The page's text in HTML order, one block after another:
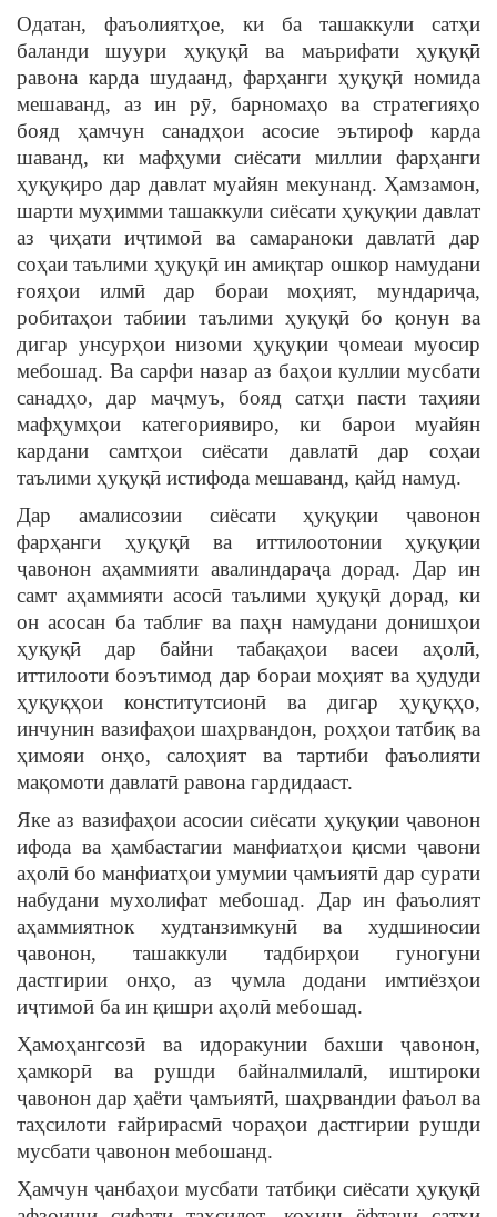
Одатан, фаъолиятҳое, ки ба ташаккули сатҳи
баланди шуури ҳуқуқӣ ва маърифати ҳуқуқӣ
равона карда шудаанд, фарҳанги ҳуқуқӣ номида
мешаванд, аз ин рӯ, барномаҳо ва стратегияҳо
бояд ҳамчун санадҳои асосие эътироф карда
шаванд, ки мафҳуми сиёсати миллии фарҳанги
ҳуқуқиро дар давлат муайян мекунанд. Ҳамзамон,
шарти муҳимми ташаккули сиёсати ҳуқуқии давлат
аз ҷиҳати иҷтимоӣ ва самараноки давлатӣ дар
соҳаи таълими ҳуқуқӣ ин амиқтар ошкор намудани
ғояҳои илмӣ дар бораи моҳият, мундариҷа,
робитаҳои табиии таълими ҳуқуқӣ бо қонун ва
дигар унсурҳои низоми ҳуқуқии ҷомеаи муосир
мебошад. Ва сарфи назар аз баҳои куллии мусбати
санадҳо, дар маҷмуъ, бояд сатҳи пасти таҳияи
мафҳумҳои категориявиро, ки барои муайян
кардани самтҳои сиёсати давлатӣ дар соҳаи
таълими ҳуқуқӣ истифода мешаванд, қайд намуд.
Дар амалисозии сиёсати ҳуқуқии ҷавонон
фарҳанги ҳуқуқӣ ва иттилоотонии ҳуқуқии
ҷавонон аҳаммияти авалиндараҷа дорад. Дар ин
самт аҳаммияти асосӣ таълими ҳуқуқӣ дорад, ки
он асосан ба таблиғ ва паҳн намудани донишҳои
ҳуқуқӣ дар байни табақаҳои васеи аҳолӣ,
иттилооти боэътимод дар бораи моҳият ва ҳудуди
ҳуқуқҳои конститутсионӣ ва дигар ҳуқуқҳо,
инчунин вазифаҳои шаҳрвандон, роҳҳои татбиқ ва
ҳимояи онҳо, салоҳият ва тартиби фаъолияти
мақомоти давлатӣ равона гардидааст.
Яке аз вазифаҳои асосии сиёсати ҳуқуқии ҷавонон
ифода ва ҳамбастагии манфиатҳои қисми ҷавони
аҳолӣ бо манфиатҳои умумии ҷамъиятӣ дар сурати
набудани мухолифат мебошад. Дар ин фаъолият
аҳаммиятнок худтанзимкунӣ ва худшиносии
ҷавонон, ташаккули тадбирҳои гуногуни
дастгирии онҳо, аз ҷумла додани имтиёзҳои
иҷтимоӣ ба ин қишри аҳолӣ мебошад.
Ҳамоҳангсозӣ ва идоракунии бахши ҷавонон,
ҳамкорӣ ва рушди байналмилалӣ, иштироки
ҷавонон дар ҳаёти ҷамъиятӣ, шаҳрвандии фаъол ва
таҳсилоти ғайрирасмӣ чораҳои дастгирии рушди
мусбати ҷавонон мебошанд.
Ҳамчун ҷанбаҳои мусбати татбиқи сиёсати ҳуқуқӣ